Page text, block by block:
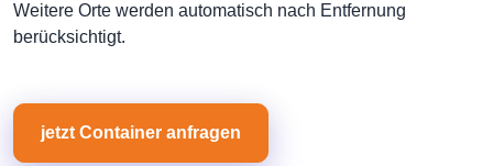
Weitere Orte werden automatisch nach Entfernung
berücksichtigt.
jetzt Container anfragen